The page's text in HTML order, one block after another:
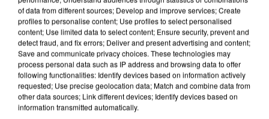
7h56
Une touriste de l’Oise emportée par une coulée de
boue en Haute-Savoie
Son corps a été retrouvé à cinq kilomètres de là.
of data from different sources; Develop and improve services; Create
profiles to personalise content; Use profiles to select personalised
content; Use limited data to select content; Ensure security, prevent and
detect fraud, and fix errors; Deliver and present advertising and content;
Save and communicate privacy choices. These technologies may
process personal data such as IP address and browsing data to offer
following functionalities: Identify devices based on information actively
requested; Use precise geolocation data; Match and combine data from
other data sources; Link different devices; Identify devices based on
information transmitted automatically.